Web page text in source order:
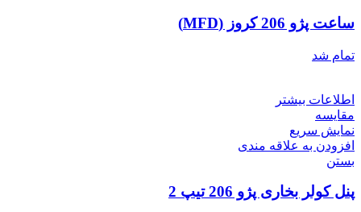
ساعت پژو 206 کروز (MFD)
تمام شد
اطلاعات بیشتر
مقایسه
نمایش سریع
افزودن به علاقه مندی
بستن
پنل کولر بخاری پژو 206 تیپ 2